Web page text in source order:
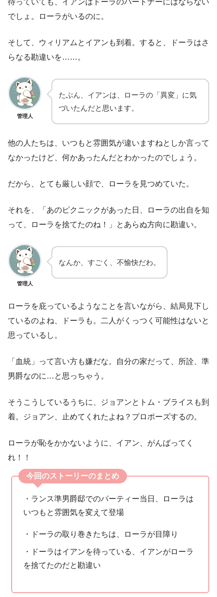
でしょ。ローラがいるのに。
そして、ウィリアムとイアンも到着。すると、ドーラはさ
らなる勘違いを……。
管理人
たぶん、イアンは、ローラの「異変」に気
づいたんだと思います。
他の人たちは、いつもと雰囲気が違いますねとしか言って
なかったけど、何かあったんだとわかったのでしょう。
だから、とても厳しい顔で、ローラを見つめていた。
それを、「あのピクニックがあった日、ローラの出自を知
って、ローラを捨てたのね！」とあらぬ方向に勘違い。
管理人
なんか、すごく、不愉快だわ。
ローラを庇っているようなことを言いながら、結局見下し
ているのよね、ドーラも。二人がくっつく可能性はないと
思っているし。
「血統」って言い方も嫌だな。自分の家だって、所詮、準
男爵なのに…と思っちゃう。
そうこうしているうちに、ジョアンとトム・ブライスも到
着。ジョアン、止めてくれたよね？プロポーズするの。
ローラが恥をかかないように、イアン、がんばってく
れ！！
今回のストーリーのまとめ
・ランス準男爵邸でのパーティー当日、ローラは
いつもと雰囲気を変えて登場
・ドーラの取り巻きたちは、ローラが目障り
・ドーラはイアンを待っている、イアンがローラ
を捨てたのだと勘違い